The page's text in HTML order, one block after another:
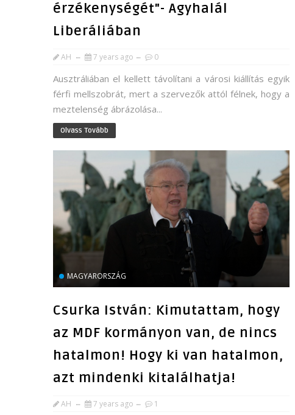
érzékenységét"- Agyhalál
Liberáliában
AH 7 years ago 0
Ausztráliában el kellett távolítani a városi kiállítás egyik
férfi mellszobrát, mert a szervezők attól félnek, hogy a
meztelenség ábrázolása...
Olvass Tovább
MAGYARORSZÁG
Csurka István: Kimutattam, hogy
az MDF kormányon van, de nincs
hatalmon! Hogy ki van hatalmon,
azt mindenki kitalálhatja!
AH 7 years ago 1